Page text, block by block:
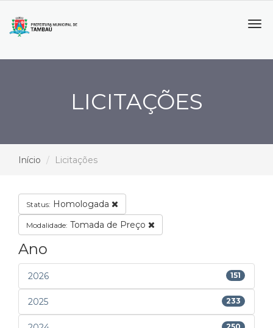
LICITAÇÕES
Início Licitações
Status: Homologada
Modalidade: Tomada de Preço
Ano
2026 151
2025 233